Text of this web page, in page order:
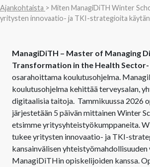
Ajankohtaista > Miten ManagiDiTH Winter
yritysten innovaatio- ja TKI-strategioita
ManagiDiTH – Master of Managing
Transformation in the Health Sector-
osarahoittama koulutusohjelma.
koulutusohjelma kehittää terveysalan,
digitaalisia taitoja. Tammikuussa 2026
järjestetään 5 päivän mittainen Winter
etsimme yritysyhteistyökumppaneita.
tukee yritysten innovaatio- ja TKI-
kansainvälisen
ManagiDiTHin opiskelijoiden kanssa.